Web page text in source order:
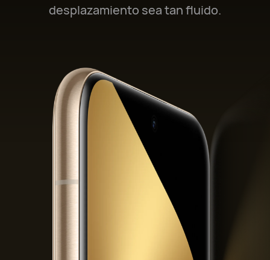
desplazamiento sea tan fluido.